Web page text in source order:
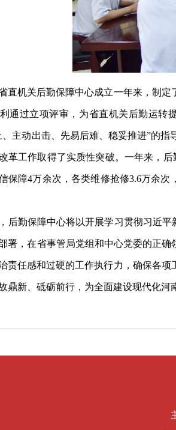
机关后勤保障中心成立一年来，制定
通过立项评审，为省直机关后勤运转
、主动出击、先易后难、稳妥推进”的
革工作取得了实质性突破。一年来，
保障4万余次，各类维修抢修3.6万余
勤保障中心将以开展学习贯彻习近平
署，在省事管局党组和中心党委的正
责任感和过硬的工作执行力，确保各
鼎新、砥砺前行，为全面建设现代化河